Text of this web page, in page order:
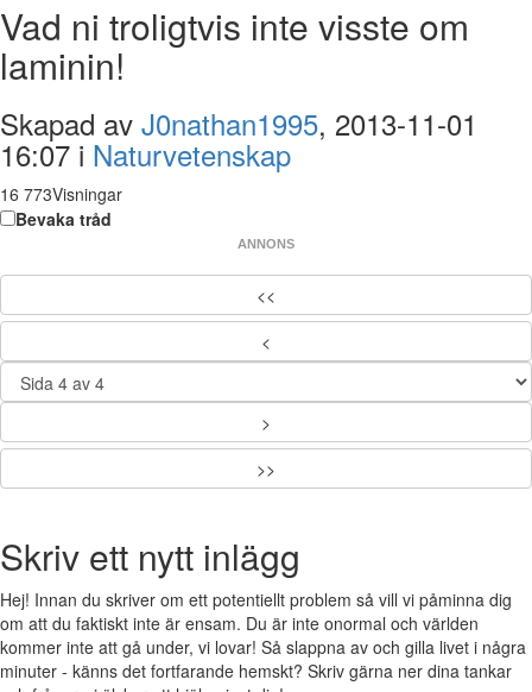
Vad ni troligtvis inte visste om
laminin!
Skapad av J0nathan1995, 2013-11-01
16:07 i Naturvetenskap
16 773Visningar
Bevaka tråd
ANNONS
<<
<
>
>>
Skriv ett nytt inlägg
Hej! Innan du skriver om ett potentiellt problem så vill vi påminna dig
om att du faktiskt inte är ensam. Du är inte onormal och världen
kommer inte att gå under, vi lovar! Så slappna av och gilla livet i några
minuter - känns det fortfarande hemskt? Skriv gärna ner dina tankar